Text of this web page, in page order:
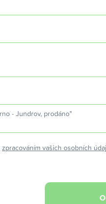
zpracováním vašich osobních